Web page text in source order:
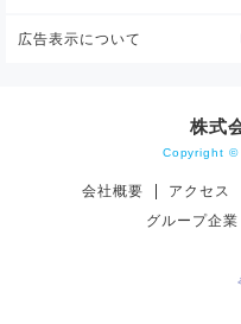
広告表示について
株式
Copyright ©
会社概要 アクセス
グループ企業